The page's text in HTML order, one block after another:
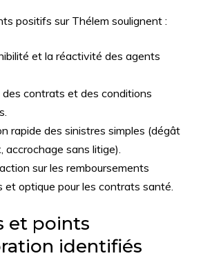
positifs sur Thélem soulignent :
et la réactivité des agents
contrats et des conditions
rapide des sinistres simples (dégât
accrochage sans litige).
sur les remboursements
et optique pour les contrats santé.
et points
identifiés